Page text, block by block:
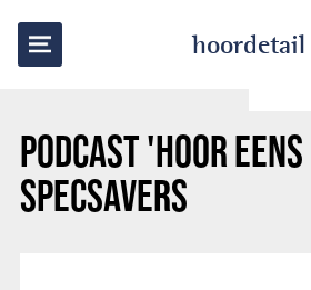
hoordetail
PODCAST 'HOOR
SPECSAVERS
TERUG NAAR OVERZICHT